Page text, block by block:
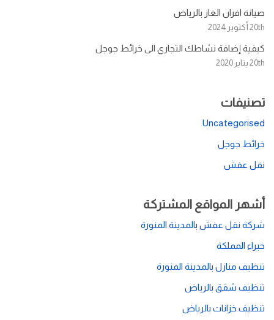
صيانة افران الغاز بالرياض
20th أكتوبر 2024
كيفية إضافة نشاطك التجاري الى خرائط جوجل
20th يناير 2020
تصنيفات
Uncategorised
خرائط جوجل
نقل عفش
أشهر المواقع المشتركة
شركة نقل عفش بالمدينة المنورة
خبراء المملكة
تنظيف منازل بالمدينة المنورة
تنظيف شقق بالرياض
تنظيف خزانات بالرياض